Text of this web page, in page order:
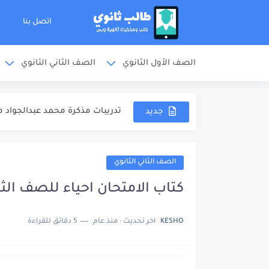
اتصل بنا
الصف الأول الثانوي الصف الثاني الثانوي
جديد
ملخص المنهج مذكرة محمد
تدريبات مذكرة محمد عبدالجواد
مذكرة خالد صقر مراجعة نهائية
مذكرة الامتحانات خالد صقر
الصف الثاني الثانوي
كتاب الامتحان احياء للصف الثاني
KESHO اخر تحديث : منذ عام 5 دقائق للقراءة